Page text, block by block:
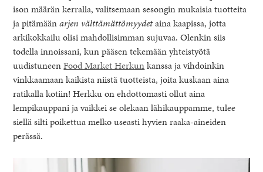
ison määrän kerralla, valitsemaan sesongin mukaisia tuotteita
ja pitämäänarjen välttämättömyydetaina kaapissa, jotta
arkikokkailu olisi mahdollisimman sujuvaa. Olenkin siis
todella innoissani, kun pääsen tekemään yhteistyötä
uudistuneenFood Market Herkunkanssa ja vihdoinkin
vinkkaamaan kaikista niistä tuotteista, joita kuskaan aina
ratikalla kotiin! Herkku on ehdottomasti ollut aina
lempikauppani ja vaikkei se olekaan lähikauppamme, tulee
siellä silti poikettua melko useasti hyvien raaka-aineiden
perässä.